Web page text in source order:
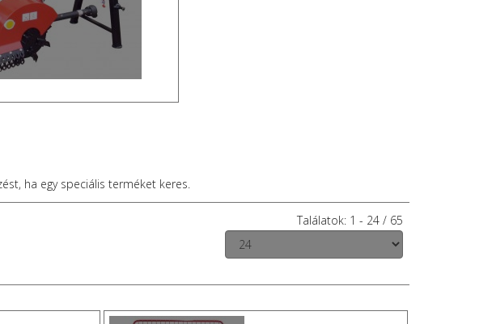
ha egy speciális terméket keres.
Találatok: 1 - 24 / 65